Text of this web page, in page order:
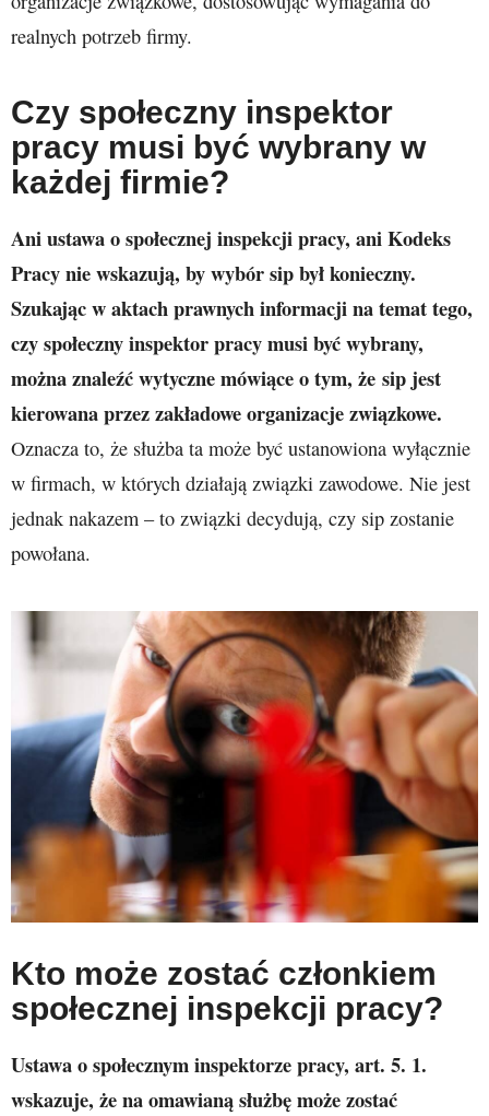
realnych potrzeb firmy.
Czy społeczny inspektor
pracy musi być wybrany w
każdej firmie?
Ani ustawa o społecznej inspekcji pracy, ani Kodeks
Pracy nie wskazują, by wybór sip był konieczny.
Szukając w aktach prawnych informacji na temat tego,
czy społeczny inspektor pracy musi być wybrany,
można znaleźć wytyczne mówiące o tym, że sip jest
kierowana przez zakładowe organizacje związkowe.
Oznacza to, że służba ta może być ustanowiona wyłącznie
w firmach, w których działają związki zawodowe. Nie jest
jednak nakazem – to związki decydują, czy sip zostanie
powołana.
Kto może zostać członkiem
społecznej inspekcji pracy?
Ustawa o społecznym inspektorze pracy, art. 5. 1.
wskazuje, że na omawianą służbę może zostać